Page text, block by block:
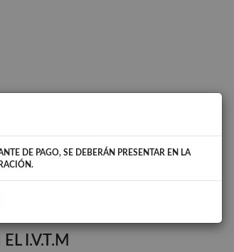
por la Sede electrónica del Ayuntamiento,
I.V.T.M
DE PAGO, SE DEBERÁN PRESENTAR EN LA